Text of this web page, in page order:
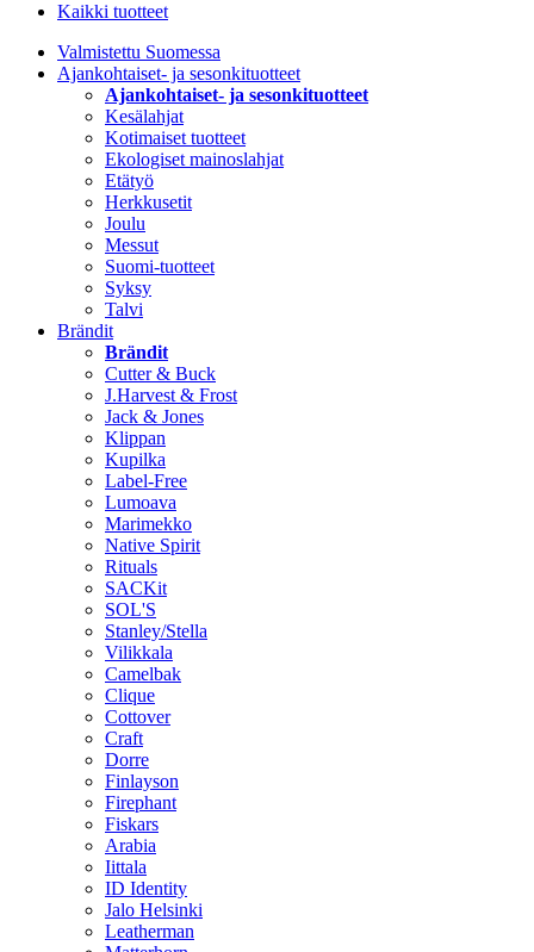
Kaikki tuotteet
Valmistettu Suomessa
Ajankohtaiset- ja sesonkituotteet
Ajankohtaiset- ja sesonkituotteet
Kesälahjat
Kotimaiset tuotteet
Ekologiset mainoslahjat
Etätyö
Herkkusetit
Joulu
Messut
Suomi-tuotteet
Syksy
Talvi
Brändit
Brändit
Cutter & Buck
J.Harvest & Frost
Jack & Jones
Klippan
Kupilka
Label-Free
Lumoava
Marimekko
Native Spirit
Rituals
SACKit
SOL'S
Stanley/Stella
Vilikkala
Camelbak
Clique
Cottover
Craft
Dorre
Finlayson
Firephant
Fiskars
Arabia
Iittala
ID Identity
Jalo Helsinki
Leatherman